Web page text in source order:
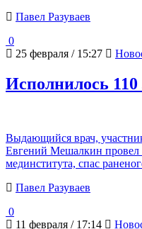
Павел Разуваев
0
25 февраля / 15:27
Исполнилось
Выдающийся врач,
Евгений Мешалкин провел
мединститута, спас
Павел Разуваев
0
11 февраля / 17:14